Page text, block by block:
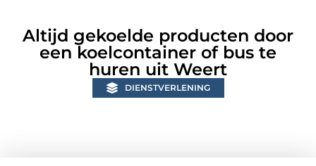
Altijd gekoelde producten door
een koelcontainer of bus te
huren uit Weert
DIENSTVERLENING